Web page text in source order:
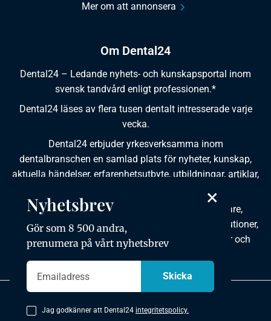
Om Dental24
Dental24 – Ledande nyhets- och kunskapsportal inom
svensk tandvård enligt professionen.*
Dental24 läses av flera tusen dentalt intresserade varje
vecka.
Dental24 erbjuder yrkesverksamma inom
dentalbranschen en samlad plats för nyheter, kunskap,
aktuella händelser, erfarenhetsutbyte, utbildningar, artiklar,
Dental24 produceras i samverkan med tandläkare,
tandhygienister, tandsköterskor, tandtekniker, institutioner,
kursgivare, föreningar, organisationer, leverantörer och
Mer om att annonsera
Copyright © 2026 Dental24. All rights reserved.
×
Nyhetsbrev
Gör som 8 500 andra,
prenumera på vårt nyhetsbrev
Jag godkänner att Dental24 integritetspolicy.